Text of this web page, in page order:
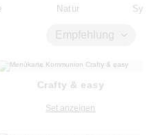
Natur
Empfehlung
Crafty & easy
Set anzeigen